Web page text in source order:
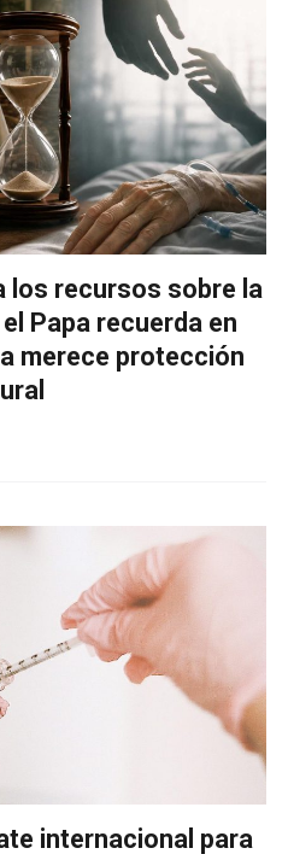
los recursos sobre la
Papa recuerda en
merece protección
internacional para